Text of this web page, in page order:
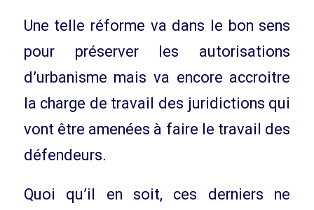
Une telle réforme va dans le bon sens
pour préserver les autorisations
d’urbanisme mais va encore accroitre
la charge de travail des juridictions qui
vont être amenées à faire le travail des
défendeurs.
Quoi qu’il en soit, ces derniers ne